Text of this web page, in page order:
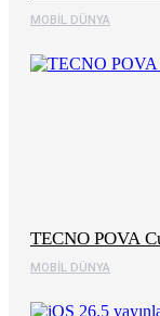
MOBIL DÜNYA
MOBIL DÜNYA
TECNO POVA